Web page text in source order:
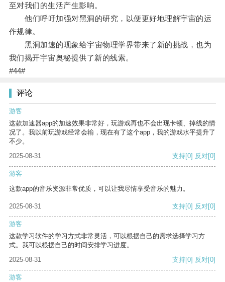
至对我们的生活产生影响。
他们呼吁加强对黑洞的研究，以便更好地理解宇宙的运
作规律。
黑洞加速的现象给宇宙物理学界带来了新的挑战，也为
我们揭开宇宙奥秘提供了新的线索。
#44#
评论
游客
这款加速器app的加速效果非常好，玩游戏再也不会出现卡顿、掉线的情
况了。我以前玩游戏经常会输，现在有了这个app，我的游戏水平提升了
不少。
2025-08-31
支持[0] 反对[0]
游客
这款app的音乐资源非常优质，可以让我尽情享受音乐的魅力。
2025-08-31 支持[0] 反对[0]
游客
这款学习软件的学习方式非常灵活，可以根据自己的需求选择学习方
式。我可以根据自己的时间安排学习进度。
2025-08-31
支持[0] 反对[0]
游客